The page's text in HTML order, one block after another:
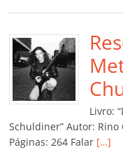
e
b
o
o
k
er l
Livro:
Schuldiner” Autor: Rino
Páginas: 264 Falar […]